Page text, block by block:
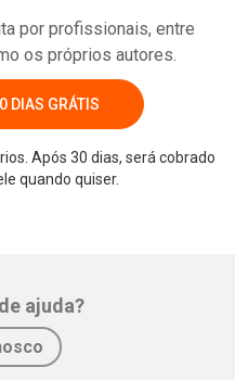
por profissionais, entre
os próprios autores.
DIAS GRÁTIS
Após 30 dias, será cobrado
quando quiser.
ajuda?